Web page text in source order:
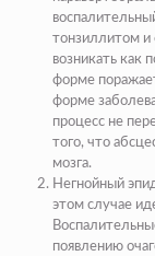
тонзиллитом
возникать как
форме
форме
процесс не
того, что
мозга.
Негнойный
этом случае
появлению